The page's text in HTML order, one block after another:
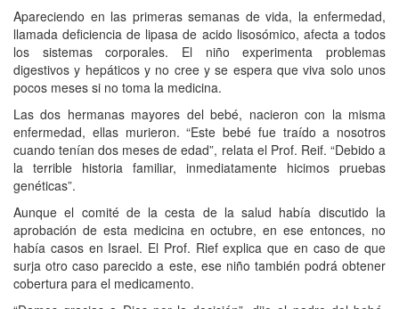
Apareciendo en las primeras semanas de vida, la enfermedad,
llamada deficiencia de lipasa de acido lisosómico, afecta a todos
los sistemas corporales. El niño experimenta problemas
digestivos y hepáticos y no cree y se espera que viva solo unos
pocos meses si no toma la medicina.
Las dos hermanas mayores del bebé, nacieron con la misma
enfermedad, ellas murieron. “Este bebé fue traído a nosotros
cuando tenían dos meses de edad”, relata el Prof. Reif. “Debido a
la terrible historia familiar, inmediatamente hicimos pruebas
genéticas”.
Aunque el comité de la cesta de la salud había discutido la
aprobación de esta medicina en octubre, en ese entonces, no
había casos en Israel. El Prof. Rief explica que en caso de que
surja otro caso parecido a este, ese niño también podrá obtener
cobertura para el medicamento.